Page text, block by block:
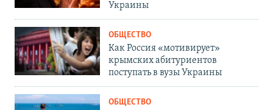
Украины
ОБЩЕСТВО
Как Россия «мотивирует»
крымских абитуриентов
поступать в вузы Украины
ОБЩЕСТВО